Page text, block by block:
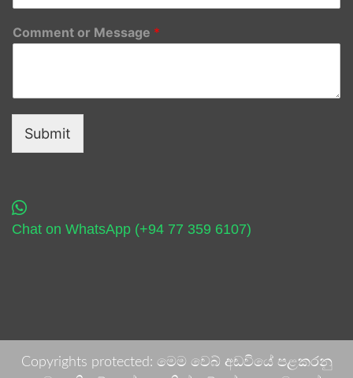
Comment or Message *
Submit
Chat on WhatsApp (+94 77 359 6107)
Copyrights protected: මෙම වෙබ් අඩවියේ පළකරනු